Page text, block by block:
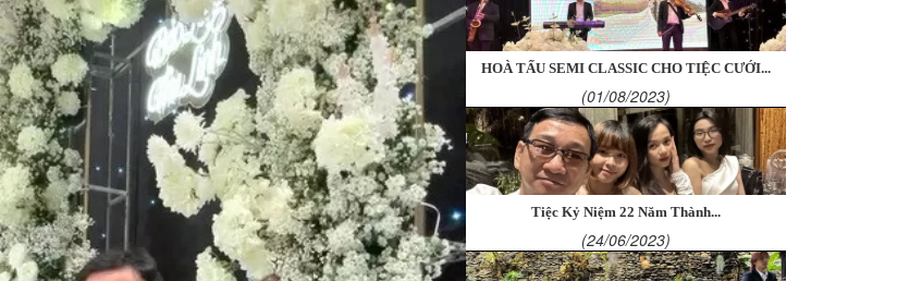
HOÀ TẤU SEMI CLASSIC CHO TIỆC CƯỚI...
(01/08/2023)
Tiệc Kỷ Niệm 22 Năm Thành...
(24/06/2023)